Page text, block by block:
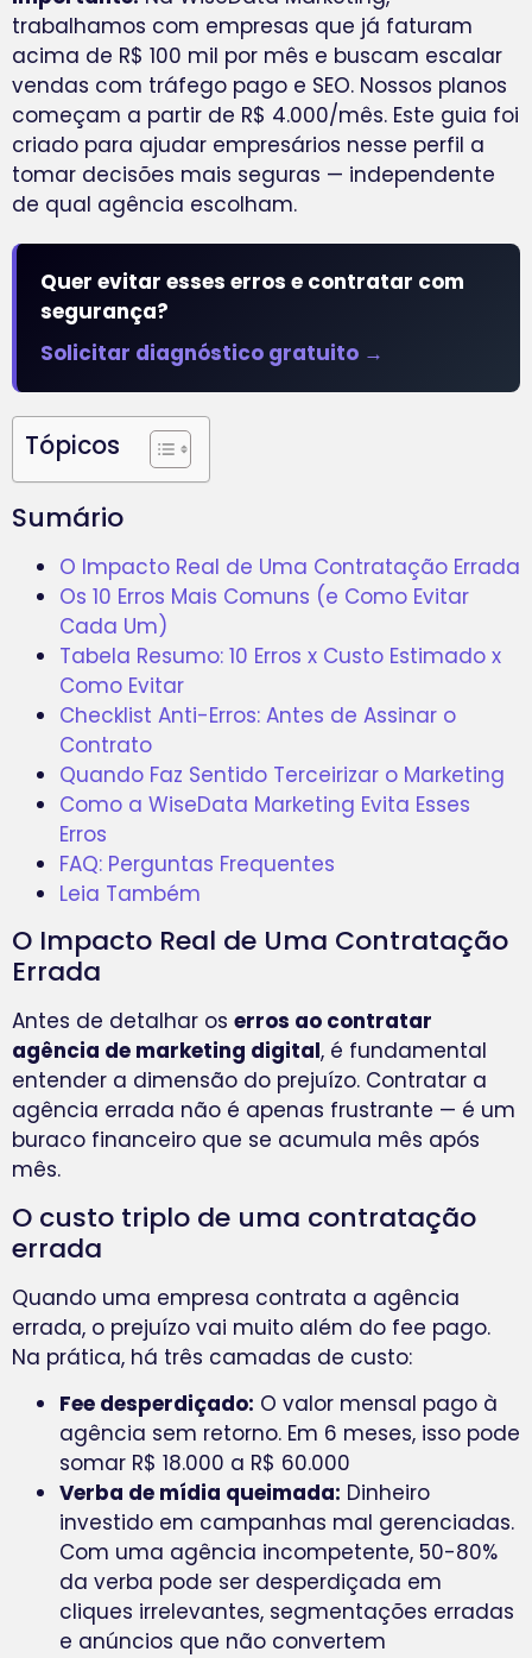
trabalhamos com empresas que já faturam
acima de R$ 100 mil por mês e buscam escalar
vendas com tráfego pago e SEO. Nossos planos
começam a partir de R$ 4.000/mês. Este guia foi
criado para ajudar empresários nesse perfil a
tomar decisões mais seguras — independente
de qual agência escolham.
Quer evitar esses erros e contratar com
segurança?
Solicitar diagnóstico gratuito →
Tópicos
Sumário
O Impacto Real de Uma Contratação Errada
Os 10 Erros Mais Comuns (e Como Evitar
Cada Um)
Tabela Resumo: 10 Erros x Custo Estimado x
Como Evitar
Checklist Anti-Erros: Antes de Assinar o
Contrato
Quando Faz Sentido Terceirizar o Marketing
Como a WiseData Marketing Evita Esses
Erros
FAQ: Perguntas Frequentes
Leia Também
O Impacto Real de Uma Contratação
Errada
Antes de detalhar os erros ao contratar
agência de marketing digital, é fundamental
entender a dimensão do prejuízo. Contratar a
agência errada não é apenas frustrante — é um
buraco financeiro que se acumula mês após
mês.
O custo triplo de uma contratação
errada
Quando uma empresa contrata a agência
errada, o prejuízo vai muito além do fee pago.
Na prática, há três camadas de custo:
Fee desperdiçado: O valor mensal pago à
agência sem retorno. Em 6 meses, isso pode
somar R$ 18.000 a R$ 60.000
Verba de mídia queimada: Dinheiro
investido em campanhas mal gerenciadas.
Com uma agência incompetente, 50-80%
da verba pode ser desperdiçada em
cliques irrelevantes, segmentações erradas
e anúncios que não convertem